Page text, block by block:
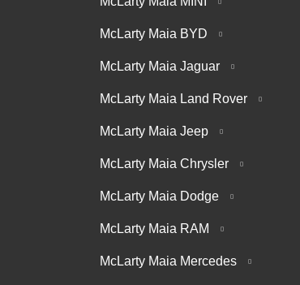
McLarty Maia BYD
McLarty Maia Jaguar
McLarty Maia Land Rover
McLarty Maia Jeep
McLarty Maia Chrysler
McLarty Maia Dodge
McLarty Maia RAM
McLarty Maia Mercedes